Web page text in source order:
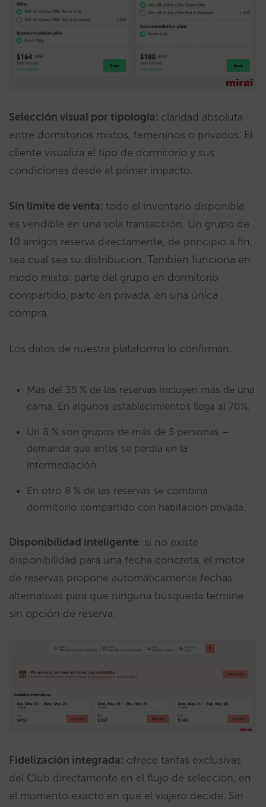
Selección visual por tipología: claridad absoluta
entre dormitorios mixtos, femeninos o privados. El
cliente visualiza el tipo de dormitorio y sus
condiciones desde el primer impacto.
Sin límite de venta: todo el inventario disponible
es vendible en una sola transacción. Un grupo de
10 amigos reserva directamente, de principio a fin,
sea cual sea su distribución. También funciona en
modo mixto: parte del grupo en dormitorio
compartido, parte en privada, en una única
compra.
Los datos de nuestra plataforma lo confirman:
Más del 35 % de las reservas incluyen más de una
cama. En algunos establecimientos llega al 70%.
Un 8 % son grupos de más de 5 personas –
demanda que antes se perdía en la
intermediación.
En otro 8 % de las reservas se combina
dormitorio compartido con habitación privada.
Disponibilidad inteligente: si no existe
disponibilidad para una fecha concreta, el motor
de reservas propone automáticamente fechas
alternativas para que ninguna búsqueda termine
sin opción de reserva.
Fidelización integrada: ofrece tarifas exclusivas
del Club directamente en el flujo de selección, en
el momento exacto en que el viajero decide. Sin